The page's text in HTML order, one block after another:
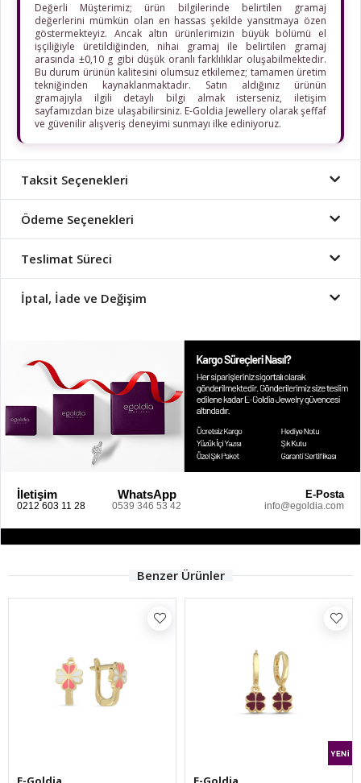
Değerli Müşterimiz; ürün bilgilerinde belirtilen gramaj
değerlerini mümkün olan en hassas şekilde yansıtmaya özen
göstermekteyiz. Ancak altın ürünlerimizin büyük bölümü el
işçiliğiyle üretildiğinden, nihai gramaj ile belirtilen gramaj
arasında ±0,10 g gibi düşük oranlı farklılıklar oluşabilmektedir.
Bu durum ürünün kalitesini olumsuz etkilemez; tamamen üretim
tekniğinden kaynaklanmaktadır. Satın aldığınız ürünün
gramajıyla ilgili detaylı bilgi almak isterseniz, iletişim
sayfamızdan bize ulaşabilirsiniz. E-Goldia Jewellery olarak şeffaf
ve güvenilir alışveriş deneyimi sunmayı ilke ediniyoruz.
Taksit Seçenekleri
Ödeme Seçenekleri
Teslimat Süreci
İptal, İade ve Değişim
İletişim
0212 603 11 28
WhatsApp
0539 346 53 42
E-Posta
info@egoldia.com
Benzer Ürünler